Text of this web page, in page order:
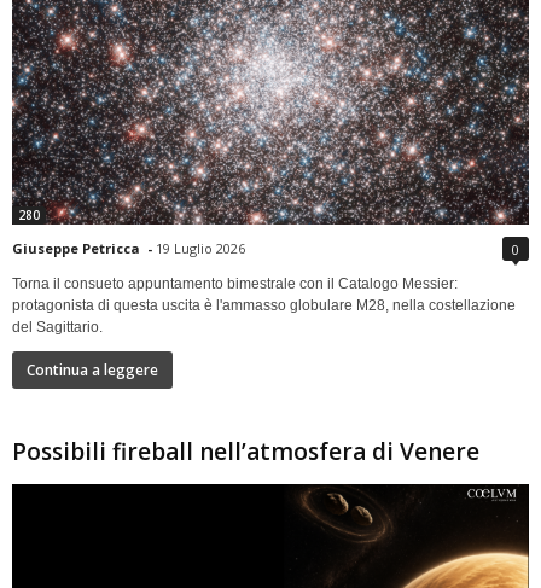
280
Giuseppe Petricca - 19 Luglio 2026 0
Torna il consueto appuntamento bimestrale con il Catalogo Messier:
protagonista di questa uscita è l'ammasso globulare M28, nella costellazione
del Sagittario.
Continua a leggere
Possibili fireball nell’atmosfera di Venere